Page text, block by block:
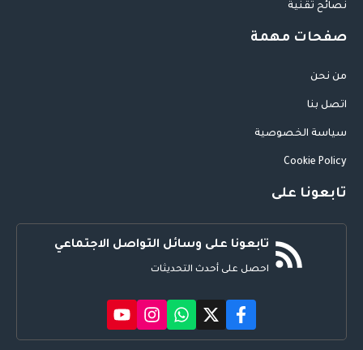
نصائح تقنية
صفحات مهمة
من نحن
اتصل بنا
سياسة الخصوصية
Cookie Policy
تابعونا على
تابعونا على وسائل التواصل الاجتماعي
احصل على أحدث التحديثات